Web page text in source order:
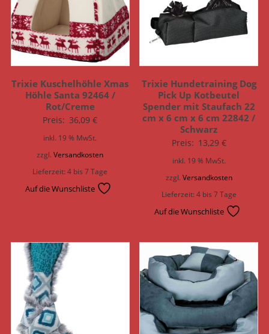
Trixie Kuschelhöhle Xmas
Höhle Santa 92464 /
Rot/Creme
Preis: 36,09€
inkl. 19 % MwSt.
zzgl.Versandkosten
Lieferzeit:4 bis 7 Tage
Auf die Wunschliste
Trixie Hundetraining Dog
Pick Up Kotbeutel
Spender mit Staufach 22
cm x 6 cm x 6 cm 22842 /
Schwarz
Preis: 13,29 €
inkl. 19 % MwSt.
zzgl. Versandkosten
Lieferzeit:4 bis 7 Tage
Auf die Wunschliste